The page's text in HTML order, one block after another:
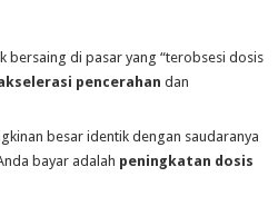
bersaing di pasar yang “terobsesi dosis
pencerahan dan
besar identik dengan saudaranya
bayar adalah peningkatan dosis